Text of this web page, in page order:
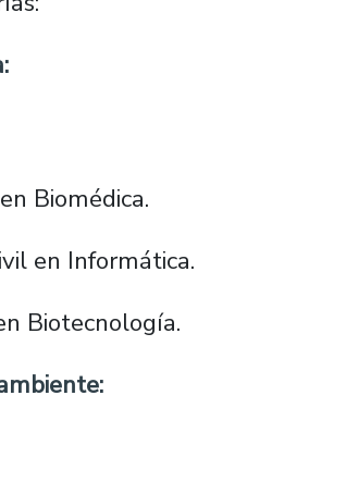
Biomédica.
en Informática.
Biotecnología.